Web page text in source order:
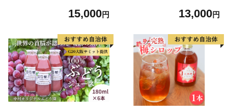
15,000円
ト 人気 厳選 コーヒー 袋井市
釈用コーヒー ホットコーヒー
アイスコーヒー
13,000円